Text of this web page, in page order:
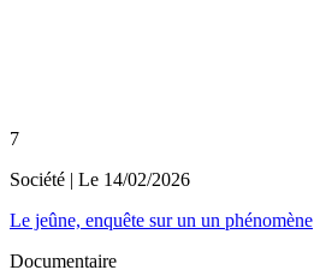
7
Société | Le 14/02/2026
Le jeûne, enquête sur un un phénomène
Documentaire